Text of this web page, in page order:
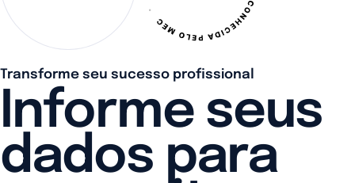
Transforme seu sucesso profissional
Informe seus
dados para